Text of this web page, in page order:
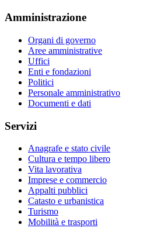
Amministrazione
Organi di governo
Aree amministrative
Uffici
Enti e fondazioni
Politici
Personale amministrativo
Documenti e dati
Servizi
Anagrafe e stato civile
Cultura e tempo libero
Vita lavorativa
Imprese e commercio
Appalti pubblici
Catasto e urbanistica
Turismo
Mobilità e trasporti